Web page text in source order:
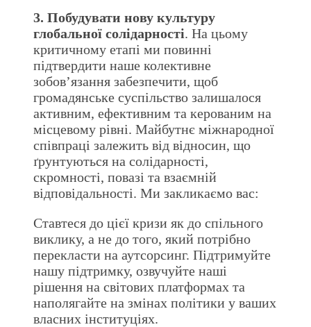
3. Побудувати нову культуру
глобальної солідарності. На цьому
критичному етапі ми повинні
підтвердити наше колективне
зобов’язання забезпечити, щоб
громадянське суспільство залишалося
активним, ефективним та керованим на
місцевому рівні. Майбутнє міжнародної
співпраці залежить від відносин, що
ґрунтуються на солідарності,
скромності, повазі та взаємній
відповідальності. Ми закликаємо вас:
Ставтеся до цієї кризи як до спільного
виклику, а не до того, який потрібно
перекласти на аутсорсинг. Підтримуйте
нашу підтримку, озвучуйте наші
рішення на світових платформах та
наполягайте на змінах політики у ваших
власних інституціях.